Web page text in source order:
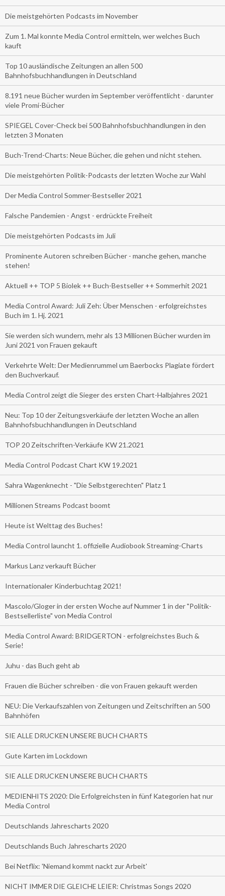
Die meistgehörten Podcasts im November
Zum 1. Mal konnte Media Control ermitteln, wer welches Buch
kauft
Top 10 ausländische Zeitungen an allen 500
Bahnhofsbuchhandlungen in Deutschland
8.191 neue Bücher wurden im September veröffentlicht - darunter
viele Promi-Bücher
SPIEGEL Cover-Check bei 500 Bahnhofsbuchhandlungen in den
letzten 3 Monaten
Buch-Trend-Charts: Neue Bücher, die gehen und nicht stehen.
Die meistgehörten Politik-Podcasts der letzten Woche zur Wahl
Der Media Control Sommer-Bestseller 2021
Falsche Pandemien - Angst - erdrückte Freiheit
Die meistgehörten Podcasts im Juli
Prominente Autoren schreiben Bücher - manche gehen, manche
stehen!
Aktuell ++ TOP 5 Biolek ++ Buch-Bestseller ++ Sommerhit 2021
Media Control Award: Juli Zeh: Über Menschen - erfolgreichstes
Buch im 1. Hj. 2021
Sie werden sich wundern, mehr als 13 Millionen Bücher wurden im
Juni 2021 von Frauen gekauft
Verkehrte Welt: Der Medienrummel um Baerbocks Plagiate fördert
den Buchverkauf.
Media Control zeigt die Sieger des ersten Chart-Halbjahres 2021
Neu: Top 10 der Zeitungsverkäufe der letzten Woche an allen
Bahnhofsbuchhandlungen in Deutschland
TOP 20 Zeitschriften-Verkäufe KW 21.2021
Media Control Podcast Chart KW 19.2021
Sahra Wagenknecht - "Die Selbstgerechten" Platz 1
Millionen Streams Podcast boomt
Heute ist Welttag des Buches!
Media Control launcht 1. offizielle Audiobook Streaming-Charts
Markus Lanz verkauft Bücher
Internationaler Kinderbuchtag 2021!
Mascolo/Gloger in der ersten Woche auf Nummer 1 in der "Politik-
Bestsellerliste" von Media Control
Media Control Award: BRIDGERTON - erfolgreichstes Buch &
Serie!
Juhu - das Buch geht ab
Frauen die Bücher schreiben - die von Frauen gekauft werden
NEU: Die Verkaufszahlen von Zeitungen und Zeitschriften an 500
Bahnhöfen
SIE ALLE DRUCKEN UNSERE BUCH CHARTS
Gute Karten im Lockdown
SIE ALLE DRUCKEN UNSERE BUCH CHARTS
MEDIENHITS 2020: Die Erfolgreichsten in fünf Kategorien hat nur
Media Control
Deutschlands Jahrescharts 2020
Deutschlands Buch Jahrescharts 2020
Bei Netflix: 'Niemand kommt nackt zur Arbeit'
NICHT IMMER DIE GLEICHE LEIER: Christmas Songs 2020